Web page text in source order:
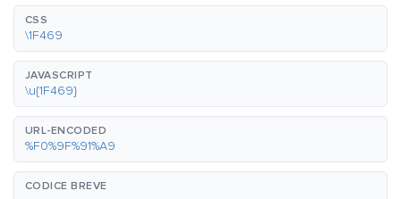
CSS
\1F469
JAVASCRIPT
\u{1F469}
URL-ENCODED
%F0%9F%91%A9
CODICE BREVE